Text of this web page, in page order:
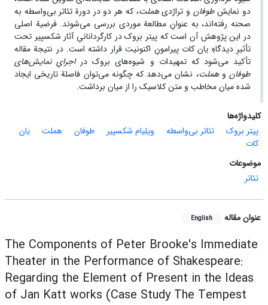
دو نمایشطوفان و تراژدیهملت، که هر دو در دورة تئاتر بی‌واسطه به
صحنه رفته‌اند، به عنوانِ مطالعة موردی بررسی می‌شوند. فرضیة اصلی
در این پژوهش آن است که پیتر بروک در کارگردانانیِ آثار شکسپیر تحت
تأثیرِ دیدگاهِ یان کات پیرامونِ اکنونیت قرار داشته است. در نتیجة مقاله
تأکید می‌شود که تمهیدات و شیوه‌های بروک دراجرایِ نمایش‌های
طوفان و هملت، نشان می‌دهد که چگونه می‌توان فاصلة تاریخی ایجاد
شده میان مخاطب و متن کلاسیک را از میان برداشت.
کلیدواژه‌ها
پیتر بروک
تئاتر بی‌واسطه ویلیام شکسپیر طوفان هملت
یان
کات
موضوعات
تئاتر
عنوان مقاله English
The Components of Peter Brooke's Immediate
Theater in the Performance of Shakespeare:
Regarding the Element of Present in the Ideas
of Jan Katt works (Case Study The Tempest